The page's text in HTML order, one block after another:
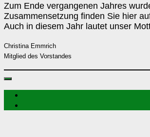
Zum Ende vergangenen Jahres
Zusammensetzung finden Sie hier
Auch in diesem Jahr lautet unser
Christina Emmrich
Mitglied des Vorstandes